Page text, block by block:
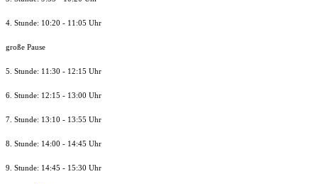
4. Stunde: 10:20 - 11:05 Uhr
große Pause
5. Stunde: 11:30 - 12:15 Uhr
6. Stunde: 12:15 - 13:00 Uhr
7. Stunde: 13:10 - 13:55 Uhr
8. Stunde: 14:00 - 14:45 Uhr
9. Stunde: 14:45 - 15:30 Uhr